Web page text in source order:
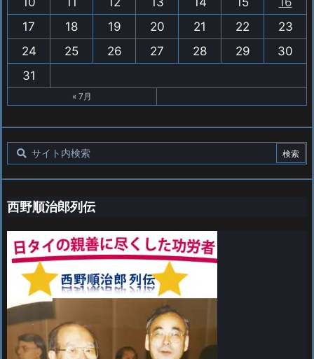
17
18 19 20 21 22
23
24
25 26 27 28 29
30
31
« 7月
西野順治郎列伝